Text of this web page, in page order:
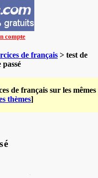
compte
de français > test de
de français sur les mêmes
thèmes]